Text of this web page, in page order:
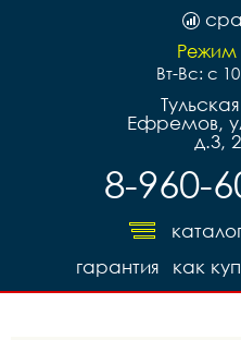
Режим
Вт-Вс: с
Ефремов,
д.3,
8-960-
как
гарантия